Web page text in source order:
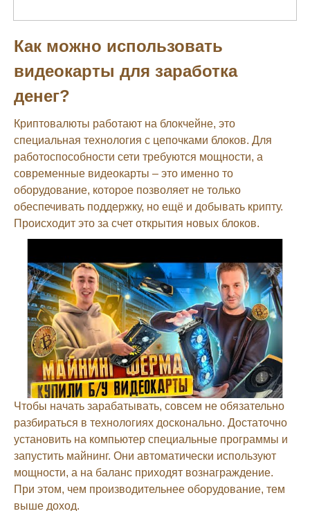
Как можно использовать
видеокарты для заработка
денег?
Криптовалюты работают на блокчейне, это
специальная технология с цепочками блоков. Для
работоспособности сети требуются мощности, а
современные видеокарты – это именно то
оборудование, которое позволяет не только
обеспечивать поддержку, но ещё и добывать крипту.
Происходит это за счет открытия новых блоков.
Чтобы начать зарабатывать, совсем не обязательно
разбираться в технологиях досконально. Достаточно
установить на компьютер специальные программы и
запустить майнинг. Они автоматически используют
мощности, а на баланс приходят вознаграждение.
При этом, чем производительнее оборудование, тем
выше доход.